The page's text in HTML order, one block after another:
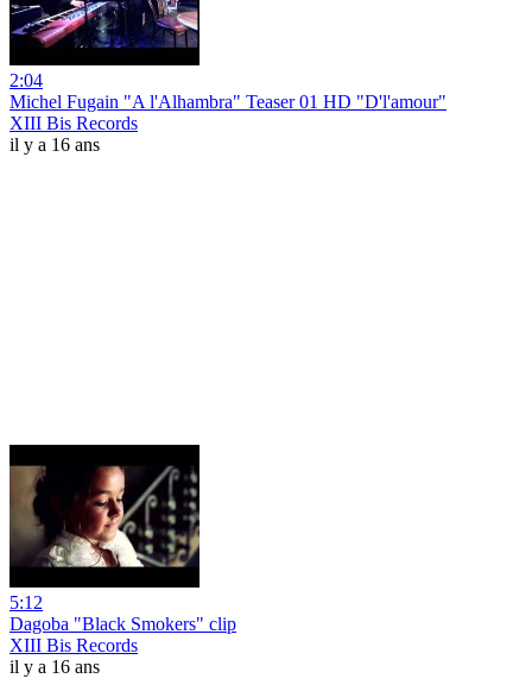
2:04
Michel Fugain "A l'Alhambra" Teaser 01 HD "D'l'amour"
XIII Bis Records
il y a 16 ans
5:12
Dagoba "Black Smokers" clip
XIII Bis Records
il y a 16 ans